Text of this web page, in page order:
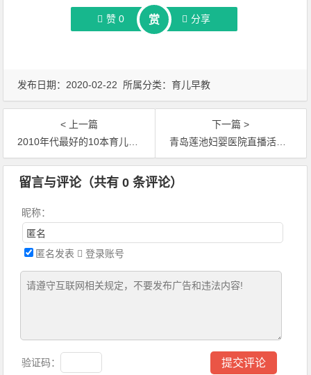
赞0 赏 分享
发布日期：2020-02-22 所属分类：育儿早教
< 上一篇
2010年代最好的10本育儿书，并不教你做更好的父
下一篇 >
青岛莲池妇婴医院直播活动：《孕期产检全攻略
文章导航
留言与评论（共有0 条评论）
昵称：
匿名发表 登录账号
验证码：